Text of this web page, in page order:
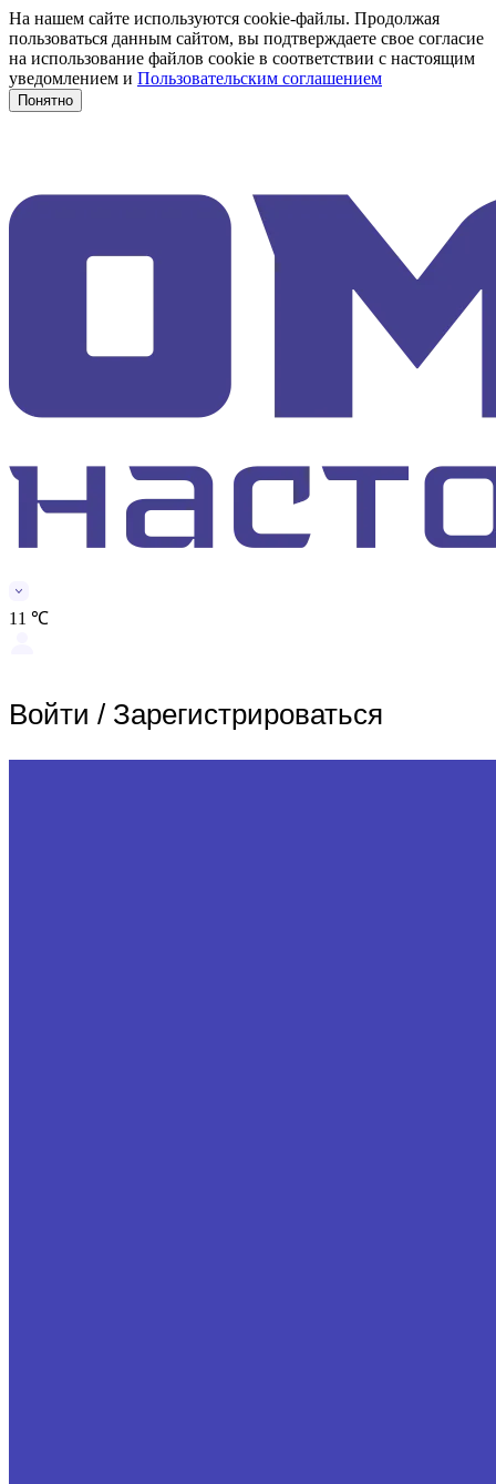
На нашем сайте используются cookie-файлы. Продолжая
пользоваться данным сайтом, вы подтверждаете свое согласие
на использование файлов cookie в соответствии с настоящим
уведомлением и Пользовательским соглашением
Понятно
11 ℃
Войти / Зарегистрироваться